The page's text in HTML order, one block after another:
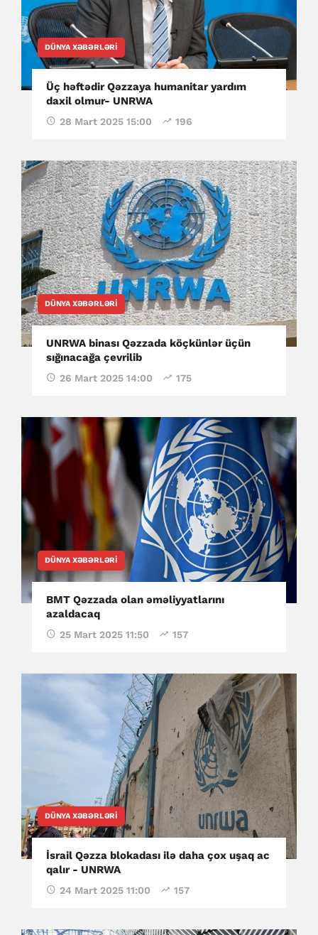
DÜNYA XƏBƏRLƏRI
Üç həftədir Qəzzaya humanitar yardım
daxil olmur- UNRWA
28 Mart 2025 15:00 196
DÜNYA XƏBƏRLƏRI
UNRWA binası Qəzzada köçkünlər üçün
sığınacağa çevrilib
26 Mart 2025 14:00 175
DÜNYA XƏBƏRLƏRI
BMT Qəzzada olan əməliyyatlarını
azaldacaq
25 Mart 2025 11:50 157
DÜNYA XƏBƏRLƏRI
İsrail Qəzza blokadası ilə daha çox uşaq ac
qalır - UNRWA
24 Mart 2025 11:00 157